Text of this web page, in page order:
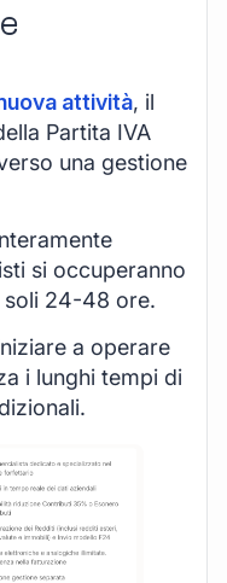
attività, il
Partita IVA
una gestione
si occuperanno
soli 24-48 ore.
a operare
i lunghi tempi di